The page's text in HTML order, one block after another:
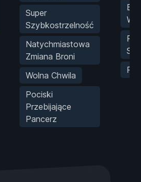
Super
Szybkostrzelność
Natychmiastowa
Zmiana Broni
Wolna Chwila
Pociski
Przebijające
Pancerz